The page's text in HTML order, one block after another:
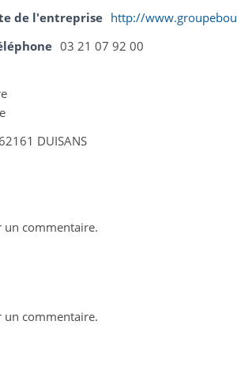
de l'entreprise http://
03 21 07 92 00
62161 DUISANS
commentaire.
commentaire.